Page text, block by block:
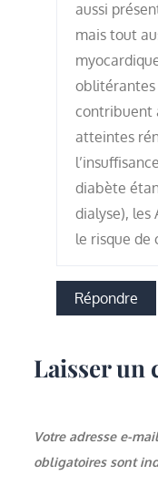
aussi
mais tout
oblitérantes
contribuent
atteintes
diabète
dialyse), les
le risque de
Répondre
Laisser un
Votre adresse e-
obligatoires sont